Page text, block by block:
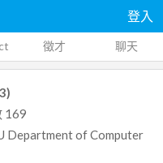
登入
徵才 聊天
)
169
Department of Computer